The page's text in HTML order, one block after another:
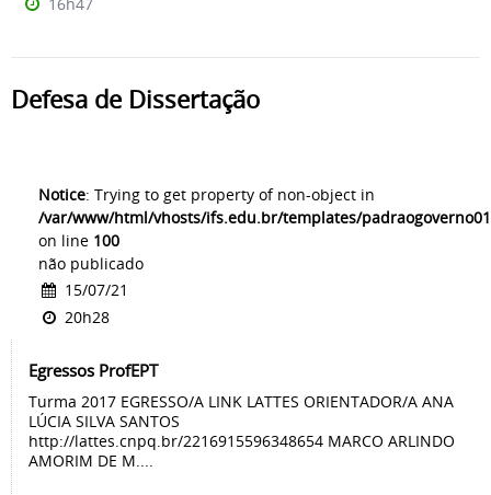
Defesa de Dissertação
Notice: Trying to get property of non-object in
/var/www/html/vhosts/ifs.edu.br/templates/
on line 100
não publicado
15/07/21
20h28
Egressos ProfEPT
Turma 2017 EGRESSO/A LINK LATTES ORIENTADOR/A ANA
LÚCIA SILVA SANTOS
http://lattes.cnpq.br/2216915596348654 MARCO ARLINDO
AMORIM DE M....